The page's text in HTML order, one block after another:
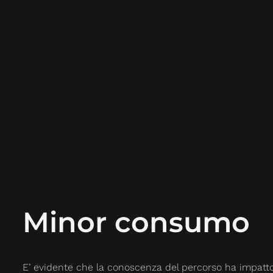
Minor consumo
E’ evidente che la conoscenza del percorso ha